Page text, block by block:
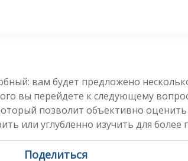
вам будет предложено
вы перейдете к следующему
позволит объективно
или углубленно изучить для более
Поделиться